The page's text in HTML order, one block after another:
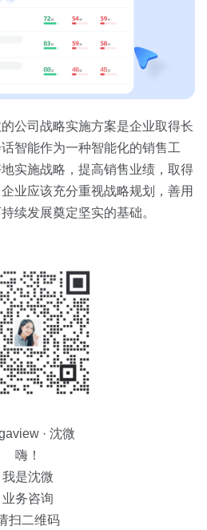
公司战略实施方案是企业取得长
智能作为一种智能化的销售工
实施战略，提高销售业绩，取得
业应该充分重视战略规划，善用
续发展奠定坚实的基础。
· 沈微
嗨！
我是沈微
业务咨询
扫二维码